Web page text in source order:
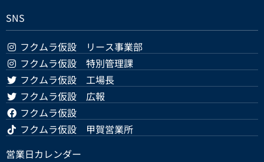
SNS
フクムラ仮設 リース事業部
フクムラ仮設 特別管理課
フクムラ仮設 工場長
フクムラ仮設 広報
フクムラ仮設
フクムラ仮設 甲賀営業所
営業日カレンダー